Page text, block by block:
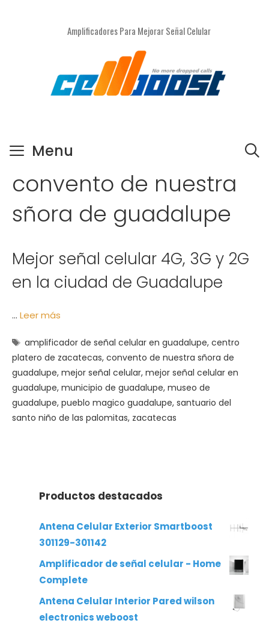
Amplificadores Para Mejorar Señal Celular
Menu
convento de nuestra
sñora de guadalupe
Mejor señal celular 4G, 3G y 2G
en la ciudad de Guadalupe
… Leer más
Etiquetas
amplificador de señal celular en guadalupe,centro
platero de zacatecas, convento de nuestra sñora de
guadalupe, mejor señal celular, mejor señal celular en
guadalupe, municipio de guadalupe, museo de
guadalupe, pueblo magico guadalupe, santuario del
santo niño de las palomitas, zacatecas
Productos destacados
Antena Celular Exterior Smartboost
301129-301142
Amplificador de señal celular - Home
Complete
Antena Celular Interior Pared wilson
electronics weboost